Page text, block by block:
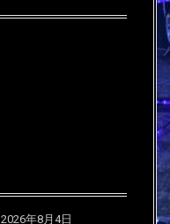
2026年8月4日